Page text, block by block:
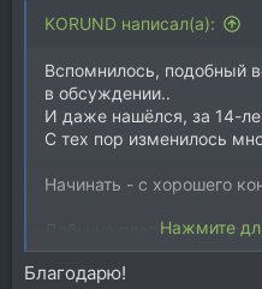
KORUND написал(а):
Вспомнилось, подобный
в обсуждении..
И даже нашёлся, за 14-
С тех пор изменилось
Начинать - с хорошего
Дабы не плагиатить и не
несколько линков из
(заодно и полайкаю там
Нажмите
Благодарю!